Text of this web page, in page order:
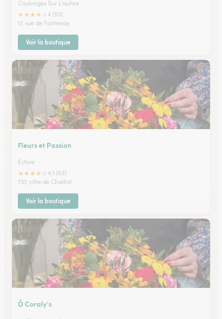
Coulonges Sur L'autize
★★★★
4 (53)
17, rue de Fontenay
Voir la boutique
Fleurs et Passion
Echire
★★★★
4.1 (52)
737, côte de Chaillot
Voir la boutique
Ô Coraly’s